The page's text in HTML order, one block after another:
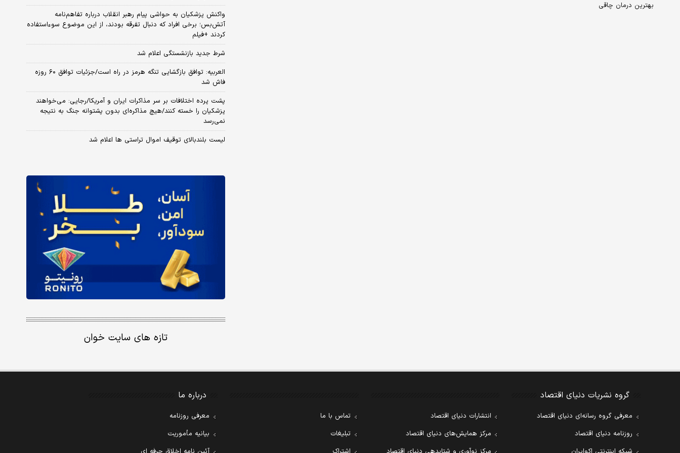
بهترین درمان چاقی
واکنش پزشکیان به حواشی پیام رهبر انقلاب درباره تفاهم‌نامه
آتش‌بس؛ برخی افراد که دنبال تفرقه بودند، از این موضوع سوءاستفاده
کردند +فیلم
شرط جدید بازنشستگی اعلام شد
العربیه: توافق بازگشایی تنگه هرمز در راه است/جزئیات توافق ۶۰ روزه
فاش شد
پشت پرده اختلافات بر سر مذاکرات ایران و آمریکا/رجایی: می‌خواهند
پزشکیان را خسته کنند/هیچ مذاکره‌ای بدون پشتوانه جنگ به نتیجه
نمی‌رسد
لیست بلندبالای توقیف اموال تراستی ها اعلام شد
تازه های سایت خوان
گروه نشریات دنیای اقتصاد
معرفی گروه رسانه‌ای دنیای اقتصاد
روزنامه دنیای اقتصاد
انتشارات دنیای اقتصاد
مرکز همایش‌های دنیای اقتصاد
تماس با ما
تبلیغات
درباره ما
معرفی روزنامه
بیانیه مأموریت